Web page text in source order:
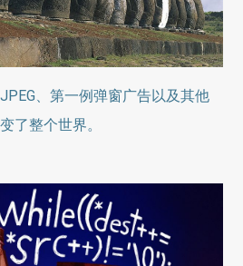
、第一例弹窗广告以及其他
了整个世界。